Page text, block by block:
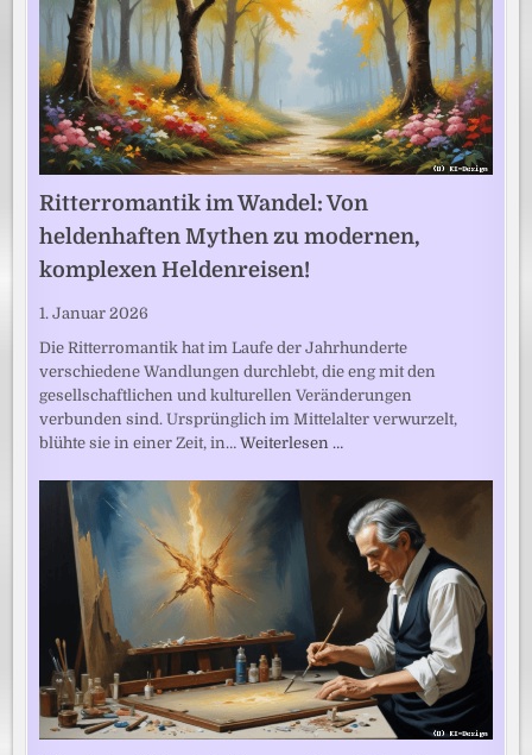
Ritterromantik im Wandel: Von
heldenhaften Mythen zu modernen,
komplexen Heldenreisen!
1. Januar 2026
Die Ritterromantik hat im Laufe der Jahrhunderte
verschiedene Wandlungen durchlebt, die eng mit den
gesellschaftlichen und kulturellen Veränderungen
verbunden sind. Ursprünglich im Mittelalter verwurzelt,
blühte sie in einer Zeit, in…Weiterlesen …